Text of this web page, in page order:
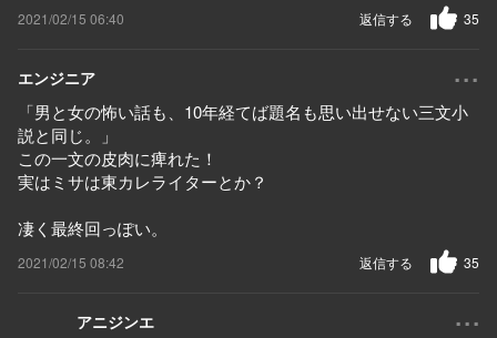
2021/02/15 06:40 35
返信する
エンジニア ...
「男と女の怖い話も、10年経てば題名も思い出せない三文小
説と同じ。」
この一文の皮肉に痺れた！
実はミサは東カレライターとか？
凄く最終回っぽい。
2021/02/15 08:42 35
返信する
アニジンエ ...